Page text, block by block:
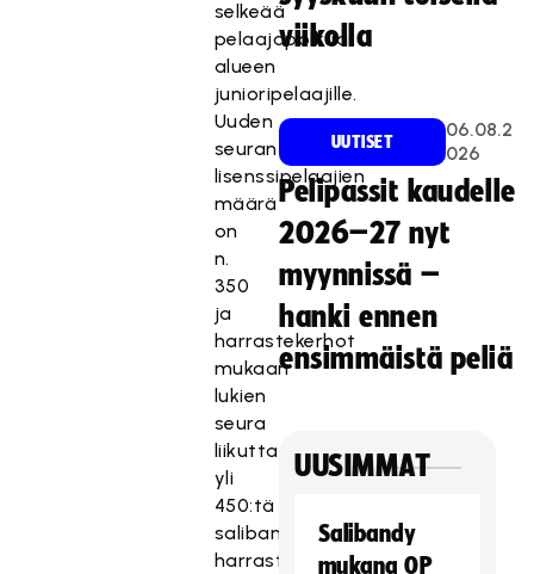
selkeää
pelaajapolkua
alueen
junioripelaajille.
Uuden
seuran
lisenssipelaajien
määrä
on
n.
350
ja
harrastekerhot
mukaan
lukien
seura
liikuttaa
yli
450:tä
salibandyn
harrastajaa.
viikolla
UUTISET
06.08.2
026
Pelipassit kaudelle
2026–27 nyt
myynnissä –
hanki ennen
ensimmäistä peliä
UUSIMMAT
Salibandy
mukana OP